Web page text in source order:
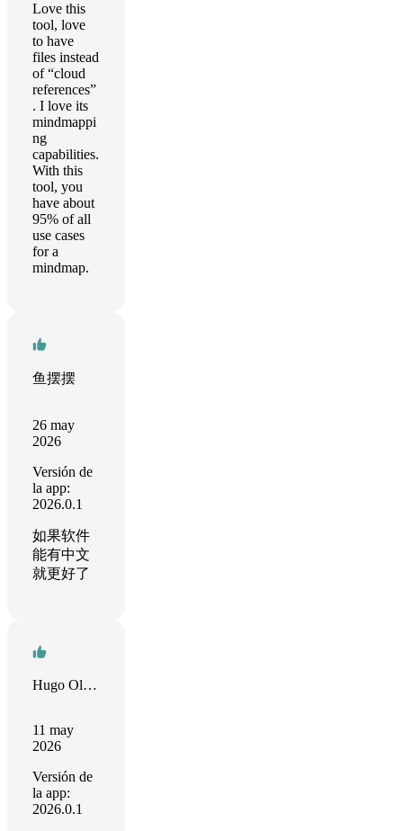
Love this
tool, love
to have
files instead
of “cloud
references”
. I love its
mindmappi
ng
capabilities.
With this
tool, you
have about
95% of all
use cases
for a
mindmap.
鱼摆摆
26 may
2026
Versión de
la app:
2026.0.1
如果软件
能有中文
就更好了
Hugo Olguin
11 may
2026
Versión de
la app:
2026.0.1